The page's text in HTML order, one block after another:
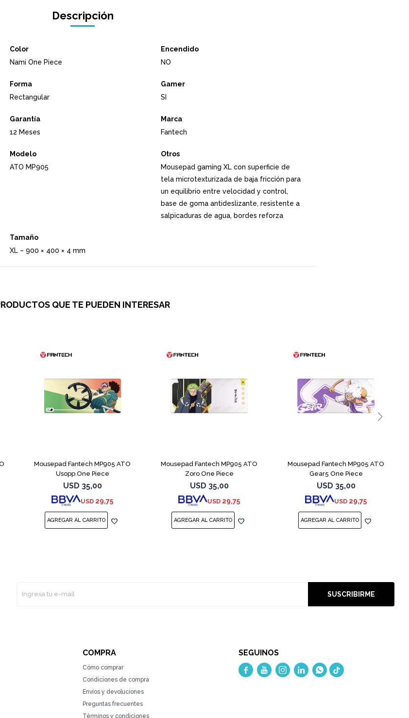
Descripción
Color
Nami One Piece
Encendido
NO
Forma
Rectangular
Gamer
SI
Garantía
12 Meses
Marca
Fantech
Modelo
ATO MP905
Otros
Mousepad gaming XL con superficie de
tela microtexturizada de baja fricción para
un equilibrio entre velocidad y control,
base de goma antideslizante, resistente a
salpicaduras de agua, bordes reforza
Tamaño
XL – 900 × 400 × 4 mm
QUE TE PUEDEN INTERESAR
Mousepad Fantech MP905 ATO
Usopp One Piece
USD 35,00
USD 29,75
Mousepad Fantech MP905 ATO
Zoro One Piece
USD 35,00
USD 29,75
Mousepad Fantech MP905 ATO
Gear5 One Piece
USD 35,00
USD 29,75
SUSCRIBIRME
COMPRA
Cómo comprar
Condiciones de compra
Envíos y devoluciones
Preguntas frecuentes
Términos y condiciones
SEGUINOS
    